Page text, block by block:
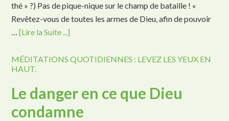
thé » ?) Pas de pique-nique sur le champ de bataille ! «
Revêtez-vous de toutes les armes de Dieu, afin de pouvoir
…[Lire la Suite ...]
MÉDITATIONS QUOTIDIENNES : LEVEZ LES YEUX EN
HAUT.
Le danger en ce que Dieu
condamne